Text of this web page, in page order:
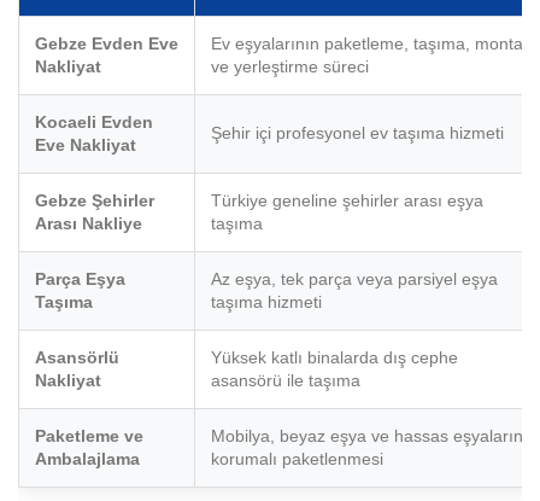
Gebze Evden Eve
Nakliyat
Ev eşyalarının paketleme, taşıma, montaj
ve yerleştirme süreci
Kocaeli Evden
Eve Nakliyat
Şehir içi profesyonel ev taşıma hizmeti
Gebze Şehirler
Arası Nakliye
Türkiye geneline şehirler arası eşya
taşıma
Parça Eşya
Taşıma
Az eşya, tek parça veya parsiyel eşya
taşıma hizmeti
Asansörlü
Nakliyat
Yüksek katlı binalarda dış cephe
asansörü ile taşıma
Paketleme ve
Ambalajlama
Mobilya, beyaz eşya ve hassas eşyaların
korumalı paketlenmesi